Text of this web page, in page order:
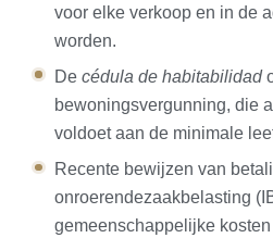
voor elke verkoop en in de
worden.
Decédula de habitabilidad
bewoningsvergunning, die
voldoet aan de minimale
Recente bewijzen van
onroerendezaakbelasting
gemeenschappelijke